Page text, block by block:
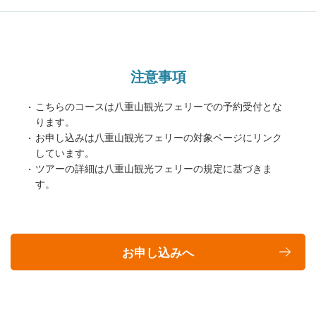
注意事項
こちらのコースは八重山観光フェリーでの予約受付とな
ります。
お申し込みは八重山観光フェリーの対象ページにリンク
しています。
ツアーの詳細は八重山観光フェリーの規定に基づきま
す。
お申し込みへ